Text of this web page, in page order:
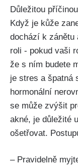
Důležitou
Když je kůže
dochází k zánětu
roli ​- pokud vaši
že s ním budete
je stres a špatná
hormonální
se může zvýšit
akné, je důležité
ošetřovat.
– Pravidelně